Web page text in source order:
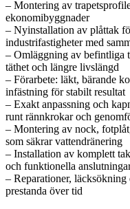
– Montering av
ekonomibyggnader
– Nyinstallation av plåttak
industrifastigheter med
– Omläggning av befintliga
täthet och längre livslängd
– Förarbete: läkt, bärande
infästning för stabilt resultat
– Exakt anpassning och
runt rännkrokar och
– Montering av nock,
som säkrar vattendränering
– Installation av komplett
och funktionella
– Reparationer,
prestanda över tid